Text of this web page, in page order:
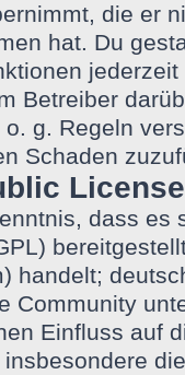
die er
hat. Du
Betreiber
g. Regeln
Schaden
License
dass es
handelt;
Community
Einfluss auf